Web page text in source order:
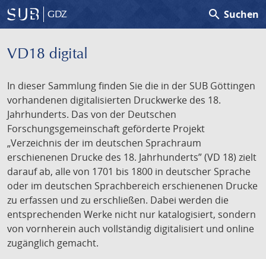
GDZ search Suchen
VD18 digital
In dieser Sammlung finden Sie die in der SUB Göttingen
vorhandenen digitalisierten Druckwerke des 18.
Jahrhunderts. Das von der Deutschen
Forschungsgemeinschaft geförderte Projekt
„Verzeichnis der im deutschen Sprachraum
erschienenen Drucke des 18. Jahrhunderts” (VD 18) zielt
darauf ab, alle von 1701 bis 1800 in deutscher Sprache
oder im deutschen Sprachbereich erschienenen Drucke
zu erfassen und zu erschließen. Dabei werden die
entsprechenden Werke nicht nur katalogisiert, sondern
von vornherein auch vollständig digitalisiert und online
zugänglich gemacht.